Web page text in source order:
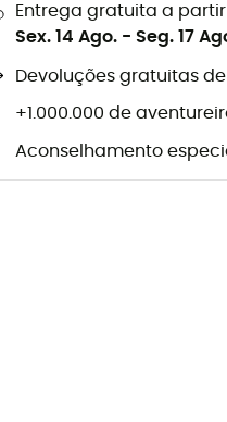
Entrega gratuita a partir
Sex. 14 Ago. - Seg. 17
Devoluções gratuitas
+1.000.000 de
Aconselhamento